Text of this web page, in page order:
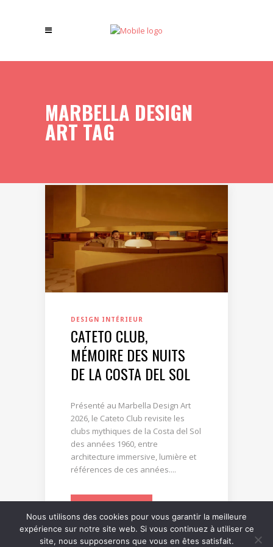
MARBELLA DESIGN
ART TAG
DESIGN INTÉRIEUR
CATETO CLUB,
MÉMOIRE DES NUITS
DE LA COSTA DEL SOL
Présenté au Marbella Design Art
2026, le Cateto Club revisite les
clubs mythiques de la Costa del Sol
des années 1960, entre
architecture immersive, lumière et
références de ces années....
Nous utilisons des cookies pour vous garantir la meilleure
expérience sur notre site web. Si vous continuez à utiliser ce
site, nous supposerons que vous en êtes satisfait.